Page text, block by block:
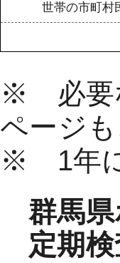
世帯の市町村
※ 必要
ページ
※ 1年
群馬
定期